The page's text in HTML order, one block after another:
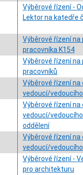
Výběrové řízení -
Lektor na katedře
Výběrové řízení
pracovníka K154
Výběrové řízení
pracovníků
Výběrové řízení
vedoucí/
Výběrové řízení
vedoucí/
oddělení
Výběrové řízení
vedoucí/
Výběrové řízení -
pro architekturu